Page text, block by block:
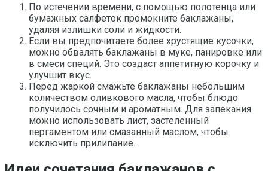
По истечении времени, с помощью полотенца или
бумажных салфеток промокните баклажаны,
удаляя излишки соли и жидкости.
Если вы предпочитаете более хрустящие кусочки,
можно обвалять баклажаны в муке, панировке или
в смеси специй. Это создаст аппетитную корочку и
улучшит вкус.
Перед жаркой смажьте баклажаны небольшим
количеством оливкового масла, чтобы блюдо
получилось сочным и ароматным. Для запекания
можно использовать лист, застеленный
пергаментом или смазанный маслом, чтобы
исключить прилипание.